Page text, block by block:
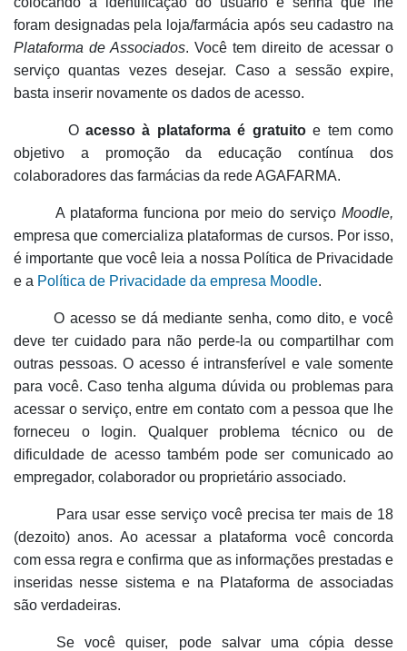
foram designadas pela loja/farmácia após seu cadastro na
Plataforma de Associados. Você tem direito de acessar o
serviço quantas vezes desejar. Caso a sessão expire,
basta inserir novamente os dados de acesso.
O acesso à plataforma é gratuitoe tem como
objetivo a promoção da educação contínua dos
colaboradores das farmácias da rede AGAFARMA.
A plataforma funciona por meio do serviçoMoodle,
empresa que comercializa plataformas de cursos. Por isso,
é importante que você leia a nossa Política de Privacidade
e a Política de Privacidade da empresa Moodle.
O acesso se dá mediante senha, como dito, e você
deve ter cuidado para não perde-la ou compartilhar com
outras pessoas. O acesso é intransferível e vale somente
para você. Caso tenha alguma dúvida ou problemas para
acessar o serviço, entre em contato com a pessoa que lhe
forneceu o login. Qualquer problema técnico ou de
dificuldade de acesso também pode ser comunicado ao
empregador, colaborador ou proprietário associado.
Para usar esse serviço você precisa ter mais de 18
(dezoito) anos. Ao acessar a plataforma você concorda
com essa regra e confirma que as informações prestadas e
inseridas nesse sistema e na Plataforma de associadas
são verdadeiras.
Se você quiser, pode salvar uma cópia desse